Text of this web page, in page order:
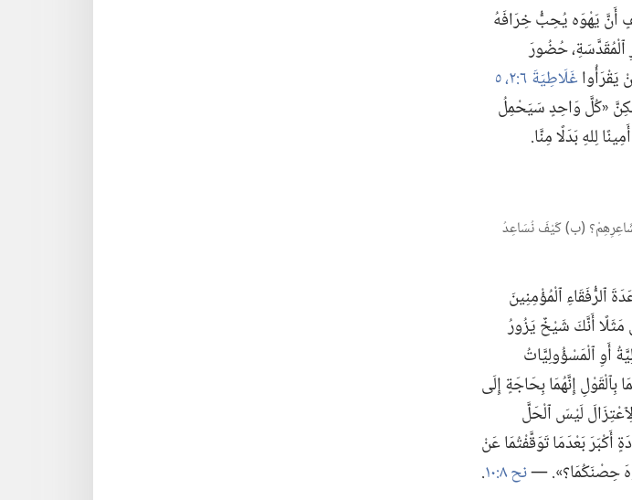
أَنَّ يَهْوَه يُحِبُّ خِرَافَهُ
ٱلْمُقَدَّسَةِ،‏ حُضُورَ
يَقْرَأُواغَلَاطِيَةَ ٦:‏٢،‏
«كُلَّ وَاحِدٍ سَيَحْمِلُ
لِلهِ بَدَلًا مِنَّا.‏
مَشَاعِرِهِمْ؟‏ (‏ب)‏ كَيْفَ نُسَاعِدُ
ٱلْمُؤْمِنِينَ
مَثَلًا أَنَّكَ شَيْخٌ يَزُورُ
أَوِ ٱلْمَسْؤُولِيَّاتُ
بِٱلْقَوْلِ إِنَّهُمَا بِحَاجَةٍ إِلَى
لَيْسَ ٱلْحَلَّ
أَكْبَرَ بَعْدَمَا تَوَقَّفْتُمَا عَنْ
حِصْنَكُمَا؟‏».‏ —‏نح ٨:‏١٠ ‏.‏